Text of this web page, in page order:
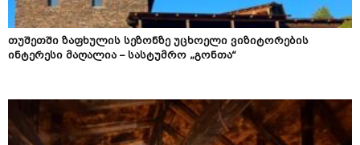
თუშეთში ზაფხულის სეზონზე უცხოელი ვიზიტორების
ინტერესი მაღალია – სასტუმრო „გონთა“